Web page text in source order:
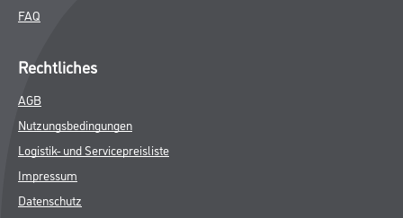
FAQ
Rechtliches
AGB
Nutzungsbedingungen
Logistik- und Servicepreisliste
Impressum
Datenschutz